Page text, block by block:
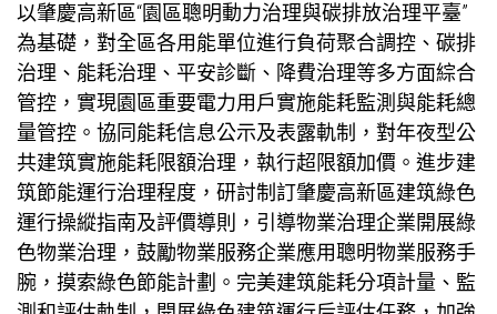
以肇慶高新區“園區聰明動力治理與碳排放治理平臺”
為基礎，對全區各用能單位進行負荷聚合調控、碳排
治理、能耗治理、平安診斷、降費治理等多方面綜合
管控，實現園區重要電力用戶實施能耗監測與能耗總
量管控。協同能耗信息公示及表露軌制，對年夜型公
共建筑實施能耗限額治理，執行超限額加價。進步建
筑節能運行治理程度，研討制訂肇慶高新區建筑綠色
運行操縱指南及評價導則，引導物業治理企業開展綠
色物業治理，鼓勵物業服務企業應用聰明物業服務手
腕，摸索綠色節能計劃。完美建筑能耗分項計量、監